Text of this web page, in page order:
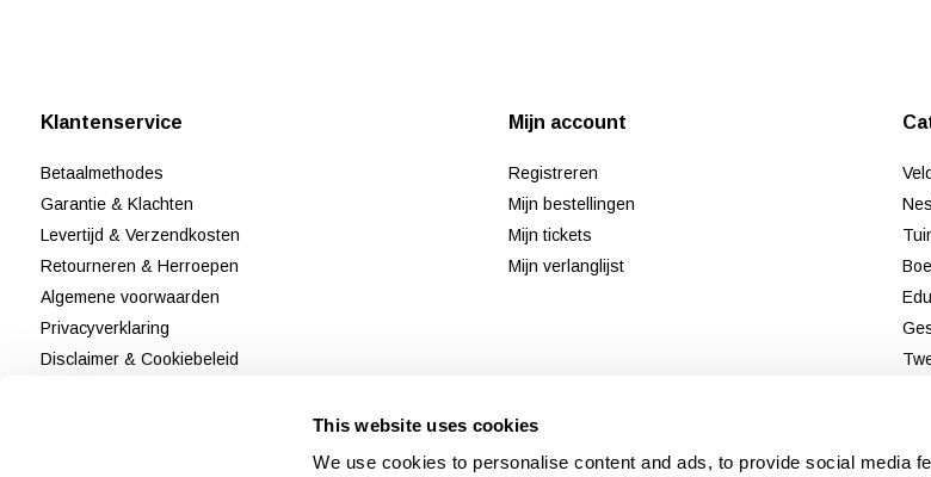
This website uses cookies
We use cookies to personalise content and ads, to provide social media
Klantenservice
Betaalmethodes
Garantie & Klachten
Levertijd & Verzendkosten
Retourneren & Herroepen
Algemene voorwaarden
Privacyverklaring
Disclaimer & Cookiebeleid
Mijn account
Registreren
Mijn bestellingen
Mijn tickets
Mijn verlanglijst